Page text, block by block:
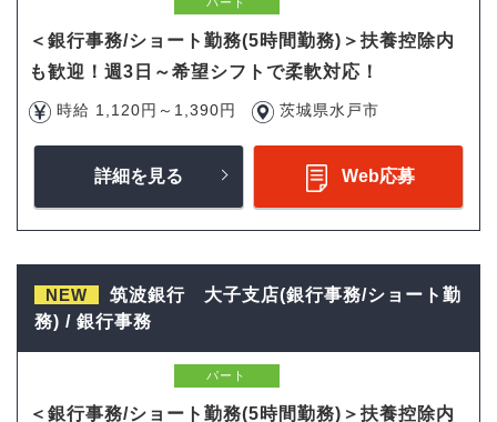
＜銀行事務/ショート勤務(5時間勤務)＞扶養控除内
も歓迎！週3日～希望シフトで柔軟対応！
時給 1,120円～1,390円 茨城県水戸市
詳細を見る Web応募
NEW
筑波銀行 大子支店(銀行事務/ショート勤
務) / 銀行事務
パート
＜銀行事務/ショート勤務(5時間勤務)＞扶養控除内